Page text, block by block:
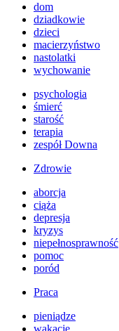
dom
dziadkowie
dzieci
macierzyństwo
nastolatki
wychowanie
psychologia
śmierć
starość
terapia
zespół Downa
Zdrowie
aborcja
ciąża
depresja
kryzys
niepełnosprawność
pomoc
poród
Praca
pieniądze
wakacje